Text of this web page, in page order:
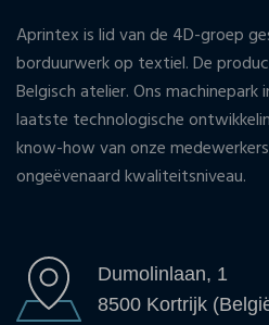
Aprintex is lid van de 4D-groep
borduurwerk op textiel. De
Belgisch atelier. Ons
laatste technologische
know-how van onze
ongeëvenaard kwaliteitsniveau.
Dumolinlaan, 1
8500 Kortrijk